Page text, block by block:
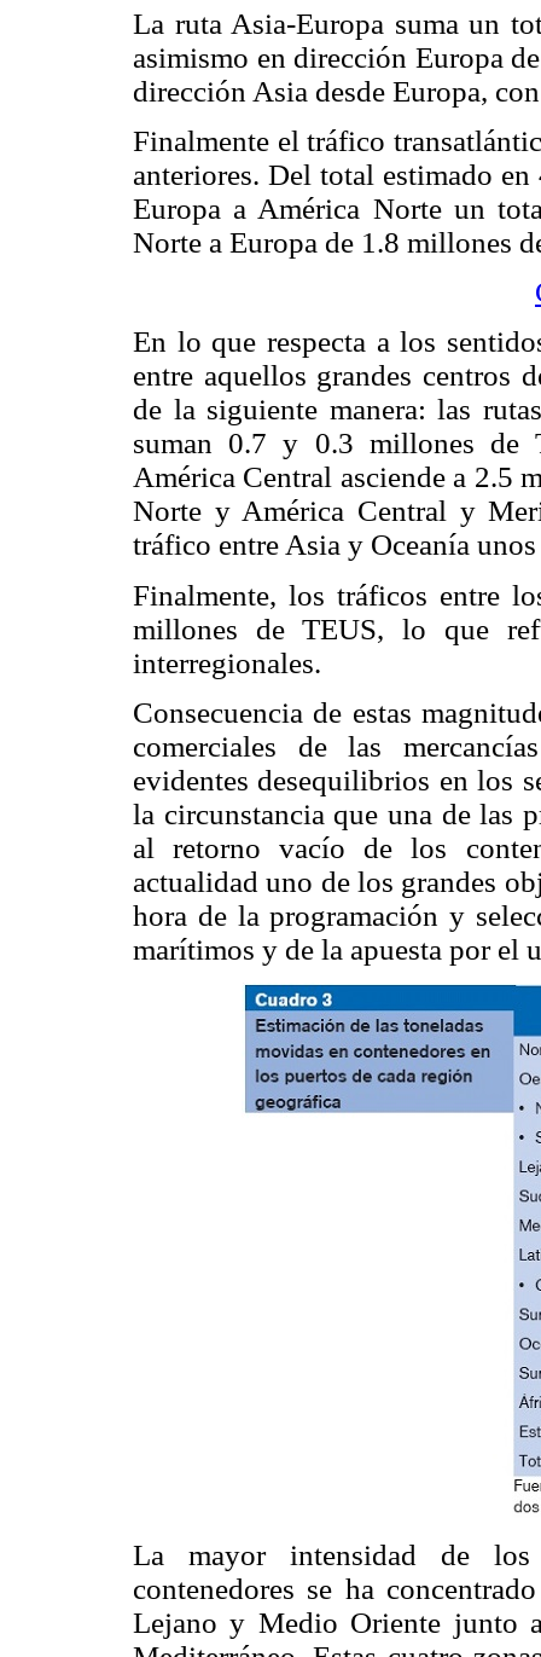
La ruta Asia-Europa suma un
asimismo en dirección Europa
dirección Asia desde Europa,
Finalmente el tráfico
anteriores. Del total estimado
Europa a América Norte un
Norte a Europa de 1.8 millones
En lo que respecta a los
entre aquellos grandes centros
de la siguiente manera: las
suman 0.7 y 0.3 millones de
América Central asciende a 2.5
Norte y América Central y
tráfico entre Asia y Oceanía
Finalmente, los tráficos entre
millones de TEUS, lo que
interregionales.
Consecuencia de estas
comerciales de las
evidentes desequilibrios en los
la circunstancia que una de las
al retorno vacío de los
actualidad uno de los grandes
hora de la programación y
marítimos y de la apuesta por el
La mayor intensidad de los
contenedores se ha
Lejano y Medio Oriente junto